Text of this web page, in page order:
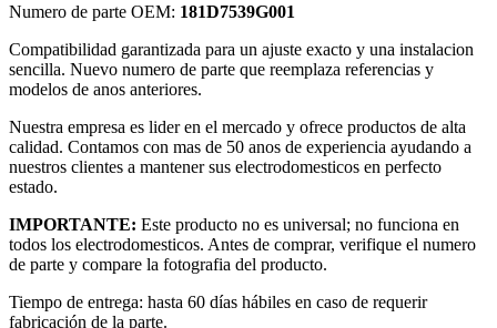
Numero de parte OEM: 181D7539G001
Compatibilidad garantizada para un ajuste exacto y una instalacion
sencilla. Nuevo numero de parte que reemplaza referencias y
modelos de anos anteriores.
Nuestra empresa es lider en el mercado y ofrece productos de alta
calidad. Contamos con mas de 50 anos de experiencia ayudando a
nuestros clientes a mantener sus electrodomesticos en perfecto
estado.
IMPORTANTE: Este producto no es universal; no funciona en
todos los electrodomesticos. Antes de comprar, verifique el numero
de parte y compare la fotografia del producto.
Tiempo de entrega: hasta 60 días hábiles en caso de requerir
fabricación de la parte.